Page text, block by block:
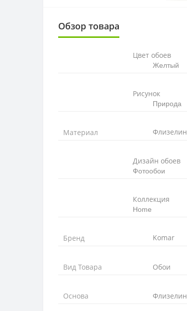
Обзор товара
Цвет обоев
Желтый
Рисунок
Природа
Материал Флизелин
Дизайн обоев
Фотообои
Коллекция
Home
Бренд Komar
Вид Товара Обои
Основа Флизелин